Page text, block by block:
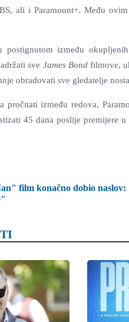
ali i Paramount+. Među
postignutom između
sve James Bond filmove,
obradovati sve gledatelje
pročitati između redova,
45 dana poslije premijere
film konačno dobio naslov: